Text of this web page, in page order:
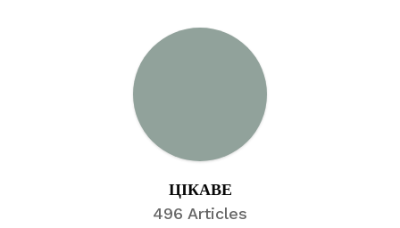
ЦІКАВЕ
496 Articles